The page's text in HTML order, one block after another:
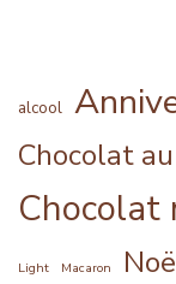
alcool
Chocolat
Chocolat
Light Macaron